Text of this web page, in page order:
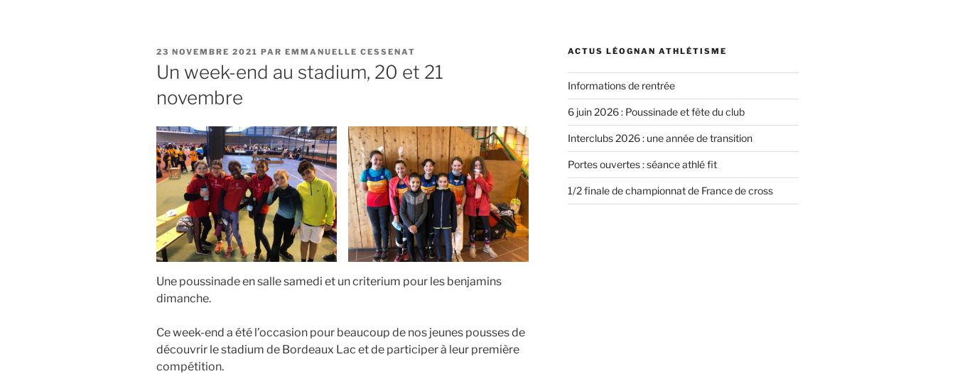
PUBLIÉ
LE
23 NOVEMBRE 2021 PAR EMMANUELLE CESSENAT
Un week-end au stadium, 20 et 21
novembre
Une poussinade en salle samedi et un criterium pour les benjamins
dimanche.
Ce week-end a été l’occasion pour beaucoup de nos jeunes pousses de
découvrir le stadium de Bordeaux Lac et de participer à leur première
compétition.
ACTUS LÉOGNAN ATHLÉTISME
Informations de rentrée
6 juin 2026 : Poussinade et fête du club
Interclubs 2026 : une année de transition
Portes ouvertes : séance athlé fit
1/2 finale de championnat de France de cross